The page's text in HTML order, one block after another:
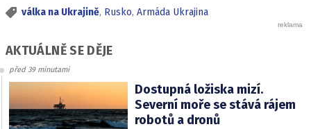
válka na Ukrajině, Rusko, Armáda Ukrajina
AKTUÁLNĚ SE DĚJE
před 39 minutami
Dostupná ložiska mizí.
Severní moře se stává rájem
robotů a dronů